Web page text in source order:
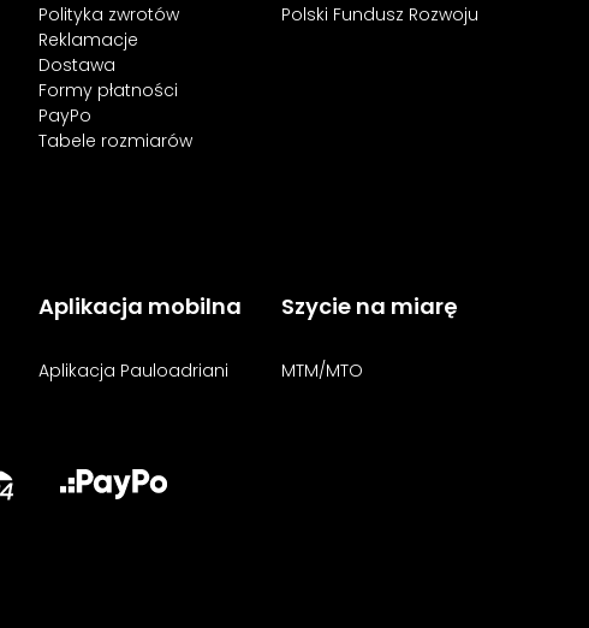
Polityka zwrotów
Reklamacje
Dostawa
Formy płatności
PayPo
Tabele rozmiarów
Polski Fundusz Rozwoju
Aplikacja mobilna
Aplikacja Pauloadriani
Szycie na miarę
MTM/MTO